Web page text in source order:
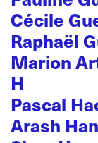
Cécile
Raphaël
Marion
H
Pascal
Arash